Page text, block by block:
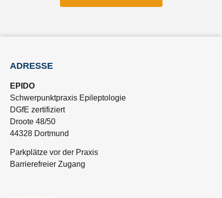
ADRESSE
EPIDO
Schwerpunktpraxis Epileptologie
DGfE zertifiziert
Droote 48/50
44328 Dortmund
Parkplätze vor der Praxis
Barrierefreier Zugang